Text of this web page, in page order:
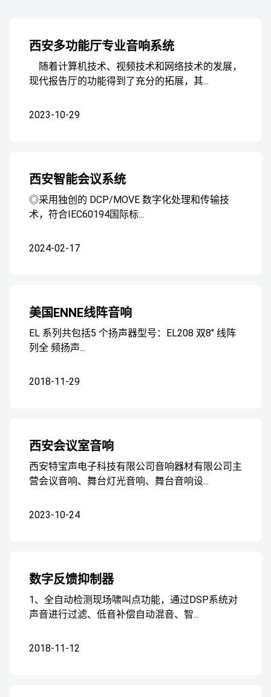
西安多功能厅专业音响系统
随着计算机技术、视频技术和网络技术的发展，
现代报告厅的功能得到了充分的拓展，其...
2023-10-29
西安智能会议系统
◎采用独创的 DCP/MOVE 数字化处理和传输技
术，符合IEC60194国际标...
2024-02-17
美国ENNE线阵音响
EL 系列共包括5 个扬声器型号：EL208 双8" 线阵
列全 频扬声...
2018-11-29
西安会议室音响
西安特宝声电子科技有限公司音响器材有限公司主
营会议音响、舞台灯光音响、舞台音响设...
2023-10-24
数字反馈抑制器
1、全自动检测现场啸叫点功能，通过DSP系统对
声音进行过滤、低音补偿自动混音、智...
2018-11-12